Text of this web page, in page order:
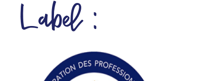
Label :